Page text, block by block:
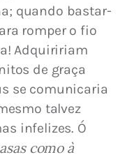
quando bastar-
romper o fio
Adquiririam
de graça
se comunicaria
talvez
infelizes. Ó
como à